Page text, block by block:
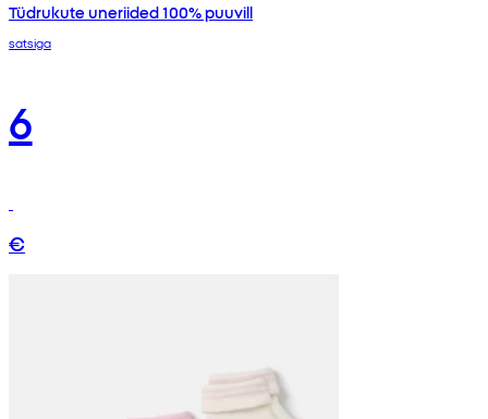
Tüdrukute uneriided 100% puuvill
satsiga
6
€